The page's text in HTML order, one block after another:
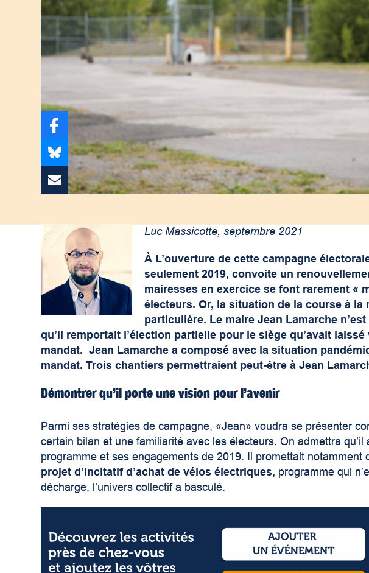
Luc Massicotte, septembre 2021
À L’ouverture de cette campagne
seulement 2019, convoite un
mairesses en exercicese font rarement «
électeurs. Or, la situation de la course à la
particulière. Le maire Jean Lamarche
qu’il remportait l’élection partielle pour le siège qu’avait
mandat. Jean Lamarche a composé avec la situation
mandat. Trois chantiers permettraient peut-être à Jean
Démontrer qu’il porte une vision pour l’avenir
Parmi ses stratégies de campagne, «Jean» voudra se présenter
certain bilan et une familiarité avec les électeurs. On admettra qu’il
programme et ses engagements de 2019. Il promettait notamment
projet d’incitatif d’achat de vélos électriques, programme qui
décharge, l’univers collectif a basculé.